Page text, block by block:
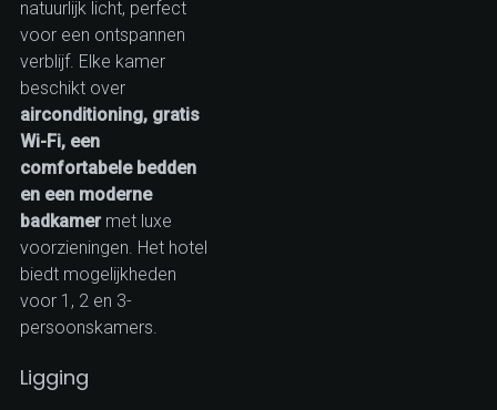
natuurlijk licht, perfect
voor een ontspannen
verblijf. Elke kamer
beschikt over
airconditioning, gratis
Wi-Fi, een
comfortabele bedden
en een moderne
badkamermet luxe
voorzieningen. Het hotel
biedt mogelijkheden
voor 1, 2 en 3-
persoonskamers.
Ligging